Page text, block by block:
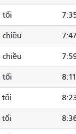
tối
chiều
chiều
tối
tối
tối